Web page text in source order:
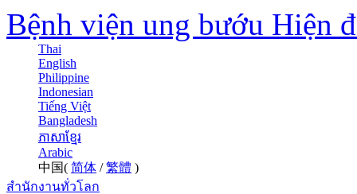
Bệnh viện ung bướu Hiện
Thai
English
Philippine
Indonesian
Tiếng Việt
Bangladesh
ភាសាខ្មែរ
Arabic
中国( 简体 /繁體 )
สำนักงานทั่วโลก